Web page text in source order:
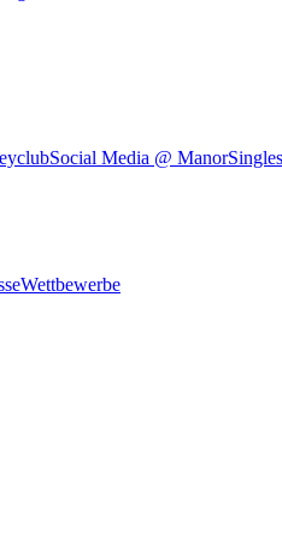
Social Media @ Manor
Wettbewerbe